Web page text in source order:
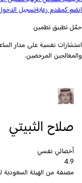
انضم كمقدم رعايةتسجيل
حمّل تطبيق تطمين
والمعالجين المرخصين.
صلاح الثبيتي
أخصائي نفسي
4.9
مصنفة من الهيئة السعودية